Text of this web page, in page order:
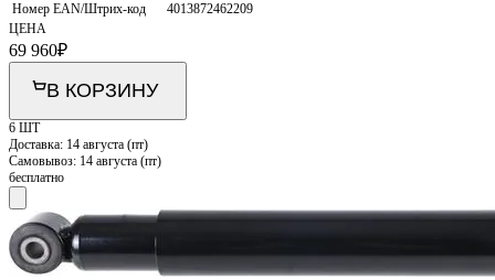
Номер EAN/Штрих-код
4013872462209
ЦЕНА
69 960₽
В КОРЗИНУ
6 ШТ
Доставка: 14 августа (пт)
Самовывоз: 14 августа (пт)
бесплатно